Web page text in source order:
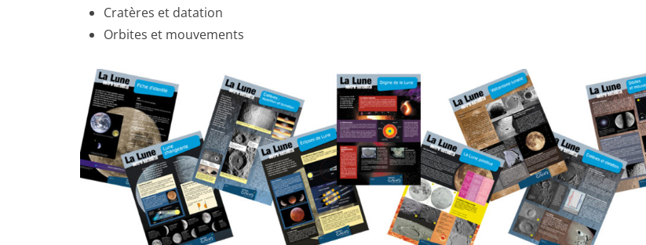
Cratères et datation
Orbites et mouvements